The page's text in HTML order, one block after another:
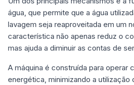
água, que permite que a água
lavagem seja reaproveitada em um
característica não apenas reduz o
mas ajuda a diminuir as contas de
A máquina é construída para operar
energética, minimizando a